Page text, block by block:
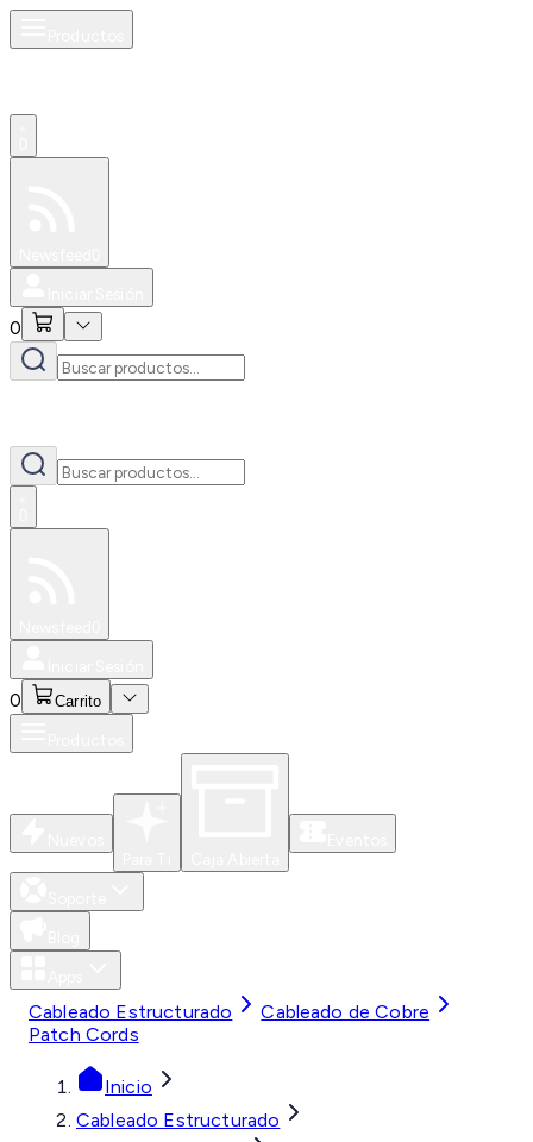
0
0 Carrito
Cableado Estructurado
Cableado de Cobre
Patch Cords
Inicio
Cableado Estructurado